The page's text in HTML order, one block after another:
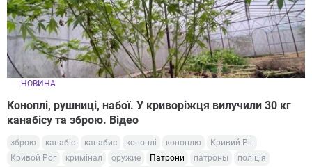
НОВИНА
Коноплі, рушниці, набої. У криворіжця вилучили 30 кг
канабісу та зброю. Відео
зброю канабіс канабис коноплі коноплю
Кривий Ріг
Кривой Рог
кримінал оружие Патрони патроны
поліція